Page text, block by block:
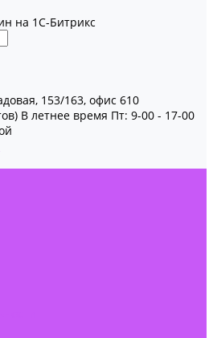
на 1С-Битрикс
153/163, офис 610
В летнее время Пт: 9-00 - 17-00